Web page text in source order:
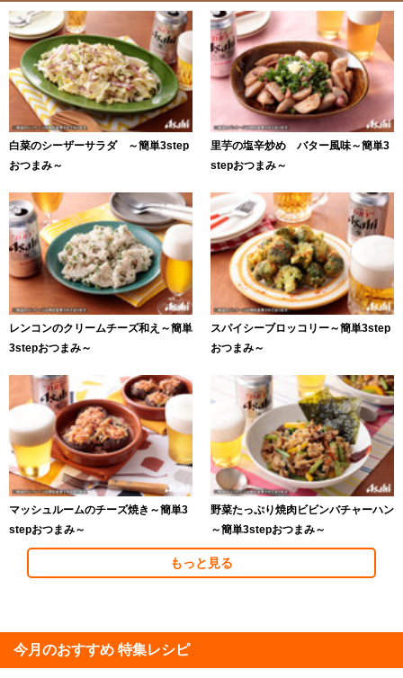
白菜のシーザーサラダ ～簡単3step
おつまみ～
里芋の塩辛炒め バター風味～簡単3
stepおつまみ～
レンコンのクリームチーズ和え～簡単
3stepおつまみ～
スパイシーブロッコリー～簡単3step
おつまみ～
マッシュルームのチーズ焼き～簡単3
stepおつまみ～
野菜たっぷり焼肉ビビンバチャーハン
～簡単3stepおつまみ～
もっと見る
今月のおすすめ 特集レシピ